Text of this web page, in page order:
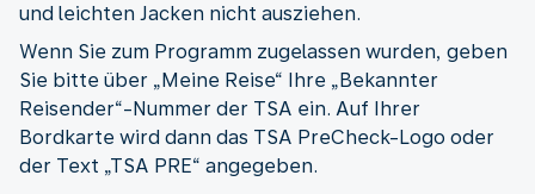
und leichten Jacken nicht ausziehen.
Wenn Sie zum Programm zugelassen wurden, geben
Sie bitte über „Meine Reise“ Ihre „Bekannter
Reisender“-Nummer der TSA ein. Auf Ihrer
Bordkarte wird dann das TSA PreCheck-Logo oder
der Text „TSA PRE“ angegeben.